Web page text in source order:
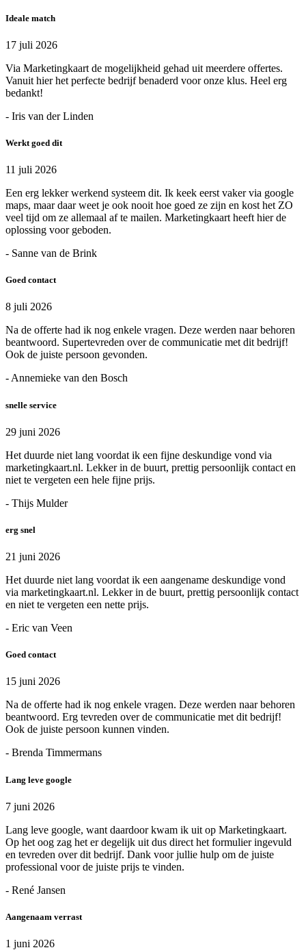
Ideale match
17 juli 2026
Via Marketingkaart de mogelijkheid gehad uit meerdere offertes.
Vanuit hier het perfecte bedrijf benaderd voor onze klus. Heel erg
bedankt!
- Iris van der Linden
Werkt goed dit
11 juli 2026
Een erg lekker werkend systeem dit. Ik keek eerst vaker via google
maps, maar daar weet je ook nooit hoe goed ze zijn en kost het ZO
veel tijd om ze allemaal af te mailen. Marketingkaart heeft hier de
oplossing voor geboden.
- Sanne van de Brink
Goed contact
8 juli 2026
Na de offerte had ik nog enkele vragen. Deze werden naar behoren
beantwoord. Supertevreden over de communicatie met dit bedrijf!
Ook de juiste persoon gevonden.
- Annemieke van den Bosch
snelle service
29 juni 2026
Het duurde niet lang voordat ik een fijne deskundige vond via
marketingkaart.nl. Lekker in de buurt, prettig persoonlijk contact en
niet te vergeten een hele fijne prijs.
- Thijs Mulder
erg snel
21 juni 2026
Het duurde niet lang voordat ik een aangename deskundige vond
via marketingkaart.nl. Lekker in de buurt, prettig persoonlijk contact
en niet te vergeten een nette prijs.
- Eric van Veen
Goed contact
15 juni 2026
Na de offerte had ik nog enkele vragen. Deze werden naar behoren
beantwoord. Erg tevreden over de communicatie met dit bedrijf!
Ook de juiste persoon kunnen vinden.
- Brenda Timmermans
Lang leve google
7 juni 2026
Lang leve google, want daardoor kwam ik uit op Marketingkaart.
Op het oog zag het er degelijk uit dus direct het formulier ingevuld
en tevreden over dit bedrijf. Dank voor jullie hulp om de juiste
professional voor de juiste prijs te vinden.
- René Jansen
Aangenaam verrast
1 juni 2026